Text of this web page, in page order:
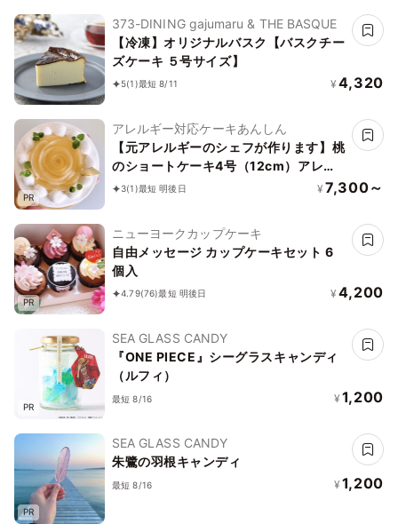
373-DINING gajumaru & THE BASQUE
【冷凍】オリジナルバスク【バスクチー
ズケーキ ５号サイズ】
5(1)最短 8/11 ¥ 4,320
PR
アレルギー対応ケーキあんしん
【元アレルギーのシェフが作ります】桃
のショートケーキ4号（12cm）アレル
ギー対応ケーキ／ヴィーガン対応
3(1)最短 明後日 ¥ 7,300～
PR
ニューヨークカップケーキ
自由メッセージ カップケーキセット 6
個入
4.79(76)最短 明後日 ¥ 4,200
PR
SEA GLASS CANDY
『ONE PIECE』シーグラスキャンディ
（ルフィ）
最短 8/16 ¥ 1,200
PR
SEA GLASS CANDY
朱鷺の羽根キャンディ
最短 8/16 ¥ 1,200